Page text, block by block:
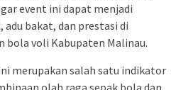
event ini dapat menjadi
bakat, dan prestasi di
bola voli Kabupaten Malinau.
merupakan salah satu indikator
olah raga sepak bola dan